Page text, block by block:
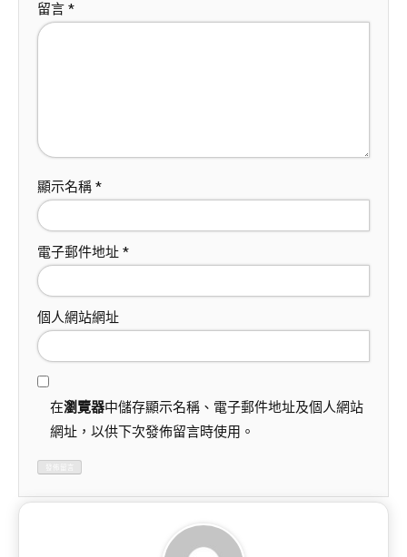
留言 *
顯示名稱 *
電子郵件地址 *
個人網站網址
在瀏覽器中儲存顯示名稱、電子郵件地址及個人網站
網址，以供下次發佈留言時使用。